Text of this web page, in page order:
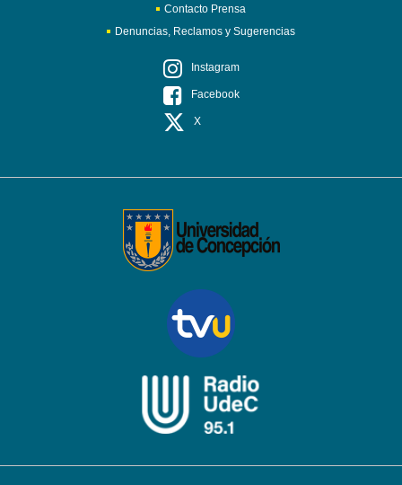
Contacto Prensa
Denuncias, Reclamos y Sugerencias
Instagram
Facebook
X